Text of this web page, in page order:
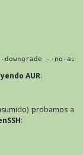
--no-aur
AUR:
probamos a
: